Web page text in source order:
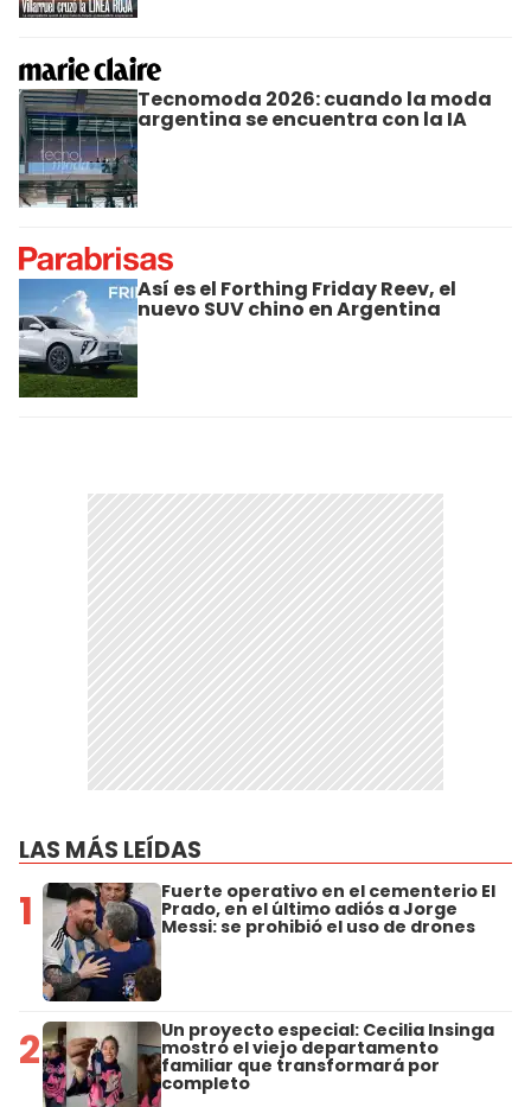
Tecnomoda 2026: cuando la moda
argentina se encuentra con la IA
Así es el Forthing Friday Reev, el
nuevo SUV chino en Argentina
LAS MÁS LEÍDAS
1 Fuerte operativo en el cementerio El
Prado, en el último adiós a Jorge
Messi: se prohibió el uso de drones
2 Un proyecto especial: Cecilia Insinga
mostró el viejo departamento
familiar que transformará por
completo